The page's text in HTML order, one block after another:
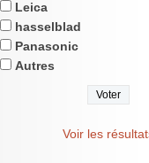
Leica
hasselblad
Panasonic
Autres
Voir les